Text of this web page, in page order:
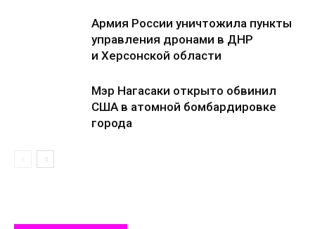
Армия России уничтожила пункты
управления дронами в ДНР
и Херсонской области
Мэр Нагасаки открыто обвинил
США в атомной бомбардировке
города